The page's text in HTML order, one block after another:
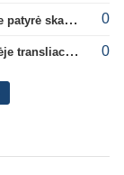
V. Dambrausko ekipa Čempionų lygos atrankoje patyrė skaudžią nesėkmę 0
Dvikovas su „Hajduk“ transliuos TV3, paskutinėje transliacijoje – nauji rekordai 0